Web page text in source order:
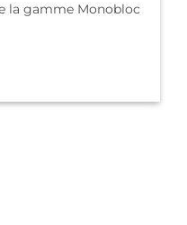
la gamme Monobloc